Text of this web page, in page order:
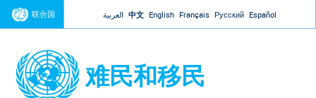
Jump to navigation
联合国 العربية 中文 English Français Русский Español
难民和移民